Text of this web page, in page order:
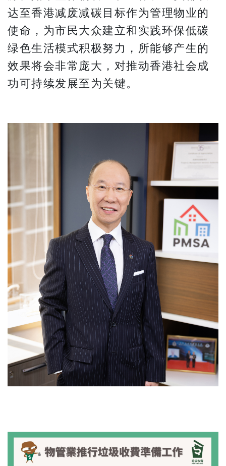
达至香港减废减碳目标作为管理物业的
使命，为市民大众建立和实践环保低碳
绿色生活模式积极努力，所能够产生的
效果将会非常庞大，对推动香港社会成
功可持续发展至为关键。